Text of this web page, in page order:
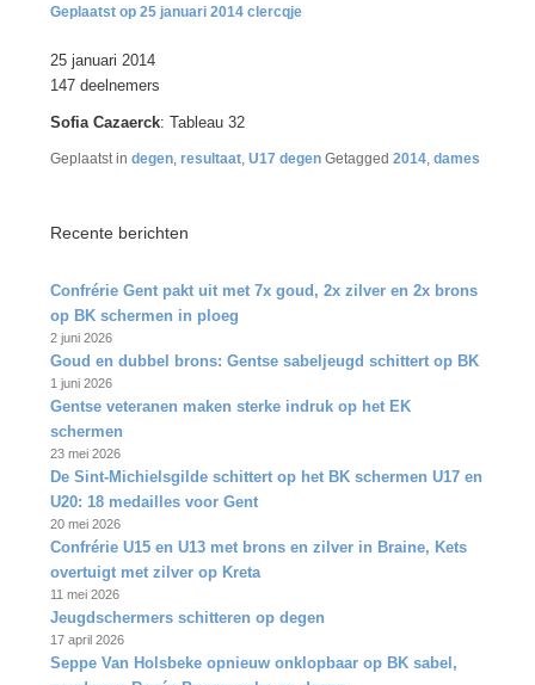
25 januari 2014 clercqje
25 januari 2014
147 deelnemers
Sofia Cazaerck: Tableau 32
Geplaatst in degen, resultaat, U17 degen Getagged 2014, dames
Recente berichten
Confrérie Gent pakt uit met 7x goud, 2x zilver en 2x brons
op BK schermen in ploeg
2 juni 2026
Goud en dubbel brons: Gentse sabeljeugd schittert op BK
1 juni 2026
Gentse veteranen maken sterke indruk op het EK
schermen
23 mei 2026
De Sint‑Michielsgilde schittert op het BK schermen U17 en
U20: 18 medailles voor Gent
20 mei 2026
Confrérie U15 en U13 met brons en zilver in Braine, Kets
overtuigt met zilver op Kreta
11 mei 2026
Jeugdschermers schitteren op degen
17 april 2026
Seppe Van Holsbeke opnieuw onklopbaar op BK sabel,